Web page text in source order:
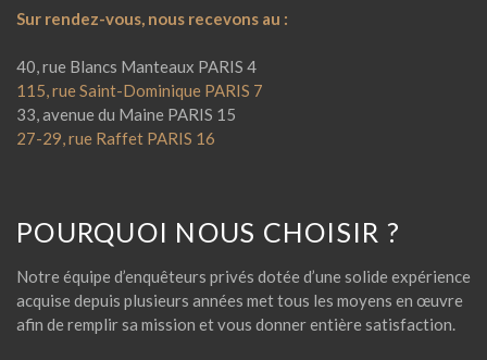
Sur rendez-vous, nous recevons au :
40, rue Blancs Manteaux PARIS 4
115, rue Saint-Dominique PARIS 7
33, avenue du Maine PARIS 15
27-29, rue Raffet PARIS 16
POURQUOI NOUS CHOISIR ?
Notre équipe d’enquêteurs privés dotée d’une solide expérience
acquise depuis plusieurs années met tous les moyens en œuvre
afin de remplir sa mission et vous donner entière satisfaction.